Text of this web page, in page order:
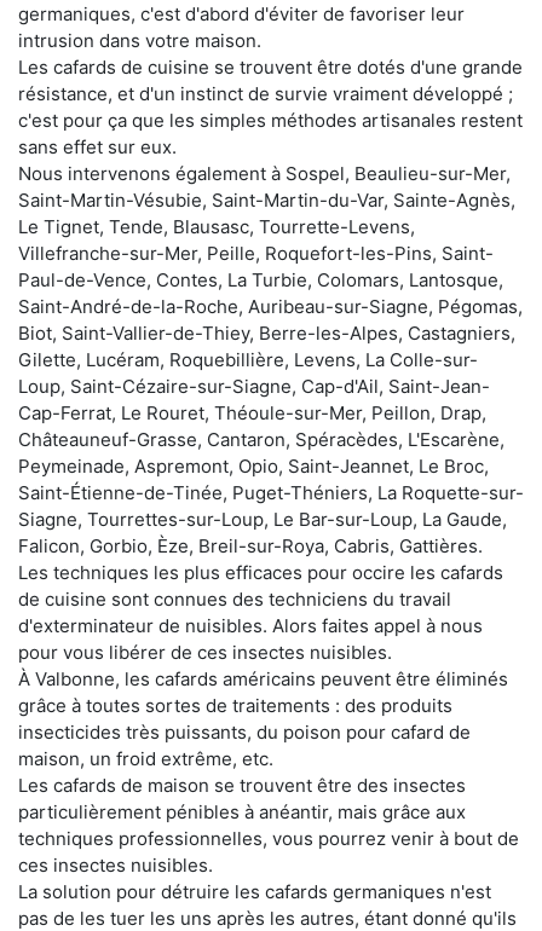
germaniques, c'est d'abord d'éviter de favoriser leur
intrusion dans votre maison.
Les cafards de cuisine se trouvent être dotés d'une grande
résistance, et d'un instinct de survie vraiment développé ;
c'est pour ça que les simples méthodes artisanales restent
sans effet sur eux.
Nous intervenons également à Sospel, Beaulieu-sur-Mer,
Saint-Martin-Vésubie, Saint-Martin-du-Var, Sainte-Agnès,
Le Tignet, Tende, Blausasc, Tourrette-Levens,
Villefranche-sur-Mer, Peille, Roquefort-les-Pins, Saint-
Paul-de-Vence, Contes, La Turbie, Colomars, Lantosque,
Saint-André-de-la-Roche, Auribeau-sur-Siagne, Pégomas,
Biot, Saint-Vallier-de-Thiey, Berre-les-Alpes, Castagniers,
Gilette, Lucéram, Roquebillière, Levens, La Colle-sur-
Loup, Saint-Cézaire-sur-Siagne, Cap-d'Ail, Saint-Jean-
Cap-Ferrat, Le Rouret, Théoule-sur-Mer, Peillon, Drap,
Châteauneuf-Grasse, Cantaron, Spéracèdes, L'Escarène,
Peymeinade, Aspremont, Opio, Saint-Jeannet, Le Broc,
Saint-Étienne-de-Tinée, Puget-Théniers, La Roquette-sur-
Siagne, Tourrettes-sur-Loup, Le Bar-sur-Loup, La Gaude,
Falicon, Gorbio, Èze, Breil-sur-Roya, Cabris, Gattières.
Les techniques les plus efficaces pour occire les cafards
de cuisine sont connues des techniciens du travail
d'exterminateur de nuisibles. Alors faites appel à nous
pour vous libérer de ces insectes nuisibles.
À Valbonne, les cafards américains peuvent être éliminés
grâce à toutes sortes de traitements : des produits
insecticides très puissants, du poison pour cafard de
maison, un froid extrême, etc.
Les cafards de maison se trouvent être des insectes
particulièrement pénibles à anéantir, mais grâce aux
techniques professionnelles, vous pourrez venir à bout de
ces insectes nuisibles.
La solution pour détruire les cafards germaniques n'est
pas de les tuer les uns après les autres, étant donné qu'ils